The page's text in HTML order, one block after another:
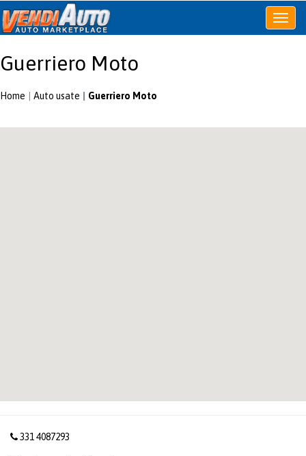
Apri
o
Guerriero Moto
Home Auto usate Guerriero Moto
331 4087293